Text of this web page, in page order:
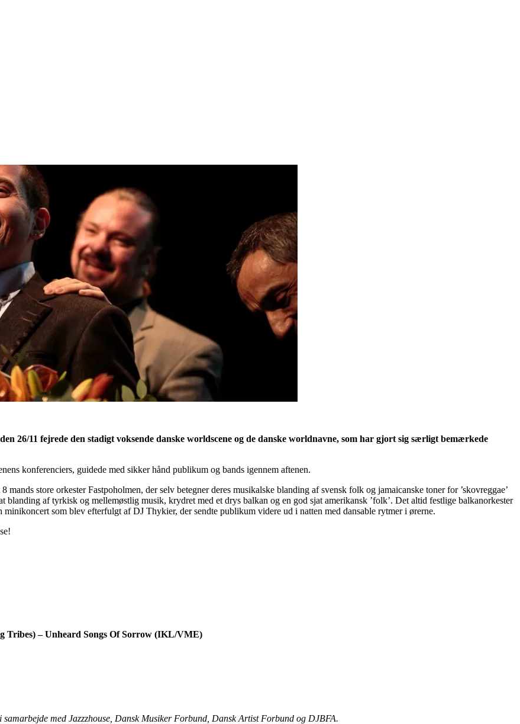
26/11 fejrede den stadigt voksende danske worldscene og de danske worldnavne, som har gjort sig særligt bemærkede
konferenciers, guidede med sikker hånd publikum og bands igennem aftenen.
store orkester Fastpoholmen, der selv betegner deres musikalske blanding af svensk folk og jamaicanske toner for ’skovreggae’
af tyrkisk og mellemøstlig musik, krydret med et drys balkan og en god sjat amerikansk ’folk’. Det altid festlige balkanorkester
som blev efterfulgt af DJ Thykier, der sendte publikum videre ud i natten med dansable rytmer i ørerne.
Tribes) – Unheard Songs Of Sorrow (IKL/VME)
med Jazzzhouse, Dansk Musiker Forbund, Dansk Artist Forbund og DJBFA.